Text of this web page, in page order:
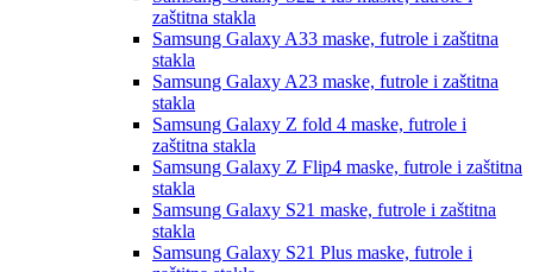
zaštitna stakla
Samsung Galaxy A33 maske, futrole i zaštitna
stakla
Samsung Galaxy A23 maske, futrole i zaštitna
stakla
Samsung Galaxy Z fold 4 maske, futrole i
zaštitna stakla
Samsung Galaxy Z Flip4 maske, futrole i zaštitna
stakla
Samsung Galaxy S21 maske, futrole i zaštitna
stakla
Samsung Galaxy S21 Plus maske, futrole i